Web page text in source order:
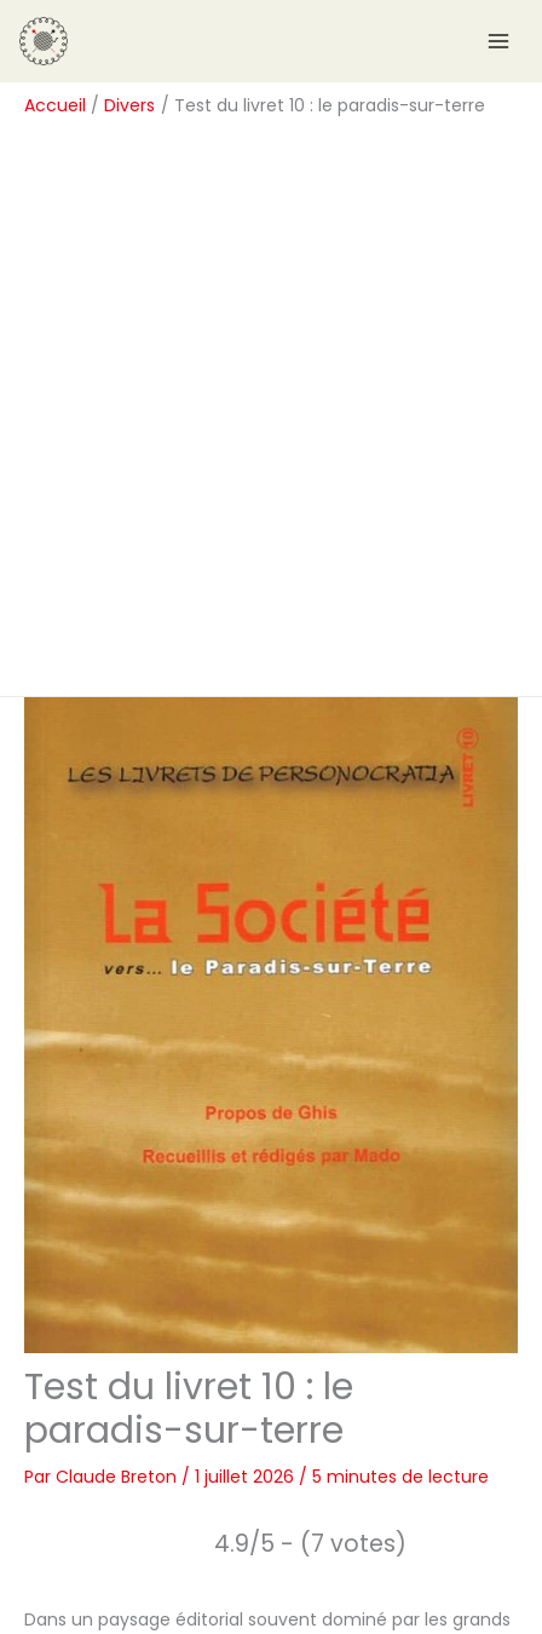
Aller
au
contenu
Accueil
Divers Test du livret 10 : le paradis-sur-terre
Test du livret 10 : le
paradis-sur-terre
Par Claude Breton / 1 juillet 2026 / 5 minutes de lecture
4.9/5 - (7 votes)
Dans un paysage éditorial souvent dominé par les grands
R
e
c
h